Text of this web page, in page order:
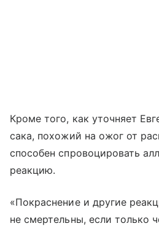
Кроме того, как уточняет
сака, похожий на ожог от
способен спровоцировать
реакцию.
«Покраснение и другие
не смертельны, если только